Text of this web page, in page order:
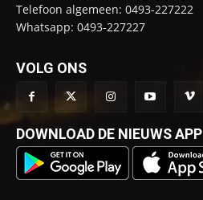
Telefoon algemeen: 0493-227222
Whatsapp: 0493-227227
VOLG ONS
DOWNLOAD DE NIEUWS APP